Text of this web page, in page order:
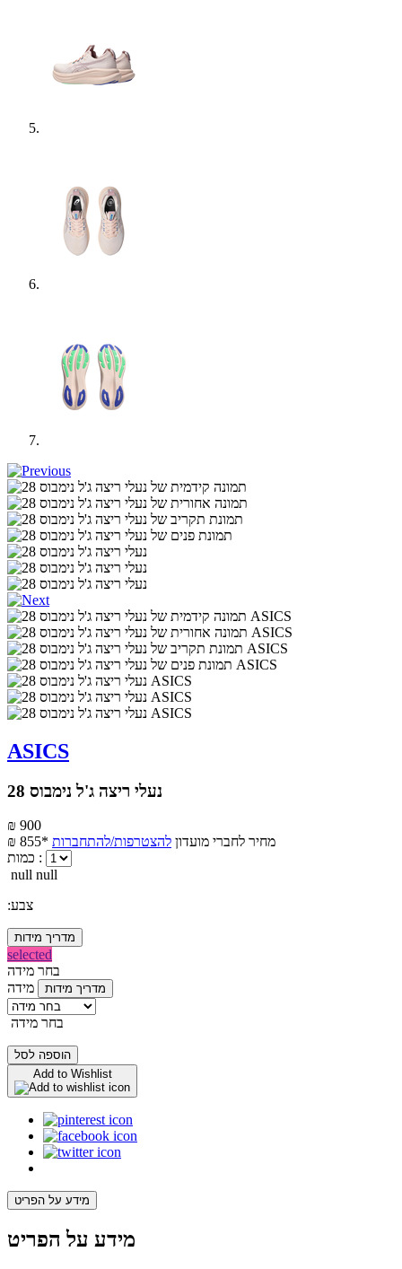
ASICS
נעלי ריצה ג'ל נימבוס 28
₪ 900
₪ 855*
מחיר לחברי מועדון להצטרפות/להתחברות
כמות :
null null
:צבע
מדריך מידות
selected
בחר מידה
מידה
מדריך מידות
בחר מידה
הוספה לסל
Add to Wishlist
מידע על הפריט
מידע על הפריט